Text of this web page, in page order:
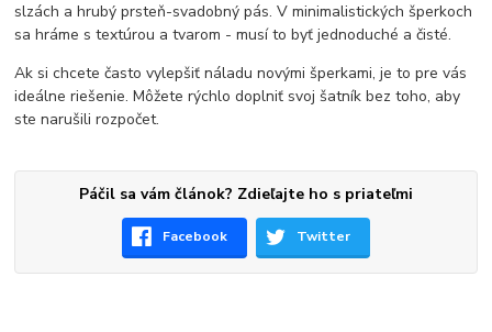
slzách a hrubý prsteň-svadobný pás. V minimalistických šperkoch
sa hráme s textúrou a tvarom - musí to byť jednoduché a čisté.
Ak si chcete často vylepšiť náladu novými šperkami, je to pre vás
ideálne riešenie. Môžete rýchlo doplniť svoj šatník bez toho, aby
ste narušili rozpočet.
Páčil sa vám článok? Zdieľajte ho s priateľmi
Facebook Twitter